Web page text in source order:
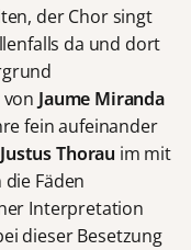
der Chor singt
da und dort
Jaume Miranda
fein aufeinander
Justus Thorau im mit
Fäden
Interpretation
dieser Besetzung